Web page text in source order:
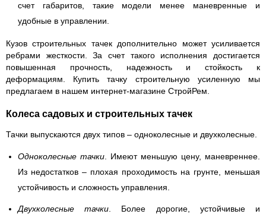
счет габаритов, такие модели менее маневренные и
удобные в управлении.
Кузов строительных тачек дополнительно может усиливается
ребрами жесткости. За счет такого исполнения достигается
повышенная прочность, надежность и стойкость к
деформациям. Купить тачку строительную усиленную мы
предлагаем в нашем интернет-магазине СтройРем.
Колеса садовых и строительных тачек
Тачки выпускаются двух типов – одноколесные и двухколесные.
Одноколесные тачки . Имеют меньшую цену, маневреннее.
Из недостатков – плохая проходимость на грунте, меньшая
устойчивость и сложность управления.
Двухколесные тачки . Более дорогие, устойчивые и